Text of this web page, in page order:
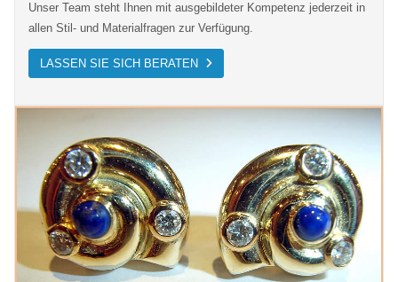
Unser Team steht Ihnen mit ausgebildeter Kompetenz jederzeit in
allen Stil- und Materialfragen zur Verfügung.
LASSEN SIE SICH BERATEN